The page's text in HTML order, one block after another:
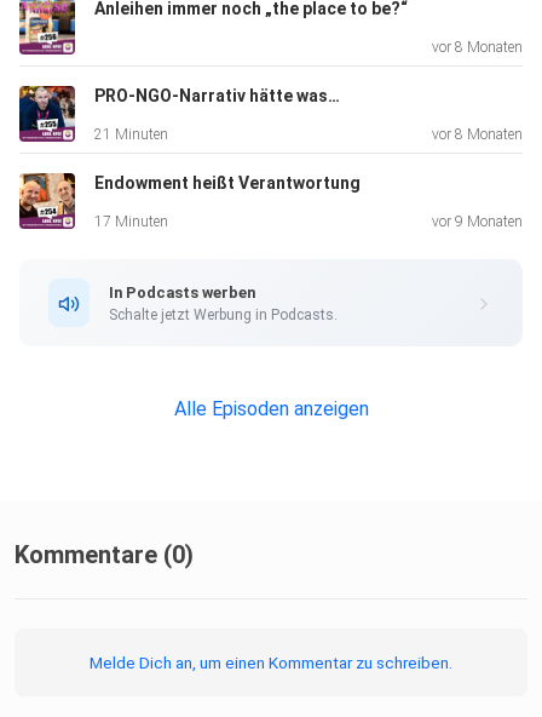
Anleihen immer noch „the place to be?“
vor 8 Monaten
PRO-NGO-Narrativ hätte was…
21 Minuten vor 8 Monaten
Endowment heißt Verantwortung
17 Minuten vor 9 Monaten
In Podcasts werben
Schalte jetzt Werbung in Podcasts.
Alle Episoden anzeigen
Kommentare (0)
Melde Dich an, um einen Kommentar zu schreiben.